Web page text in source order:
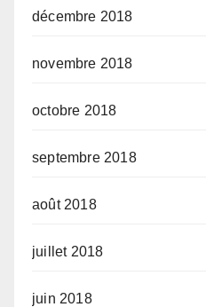
décembre 2018
novembre 2018
octobre 2018
septembre 2018
août 2018
juillet 2018
juin 2018